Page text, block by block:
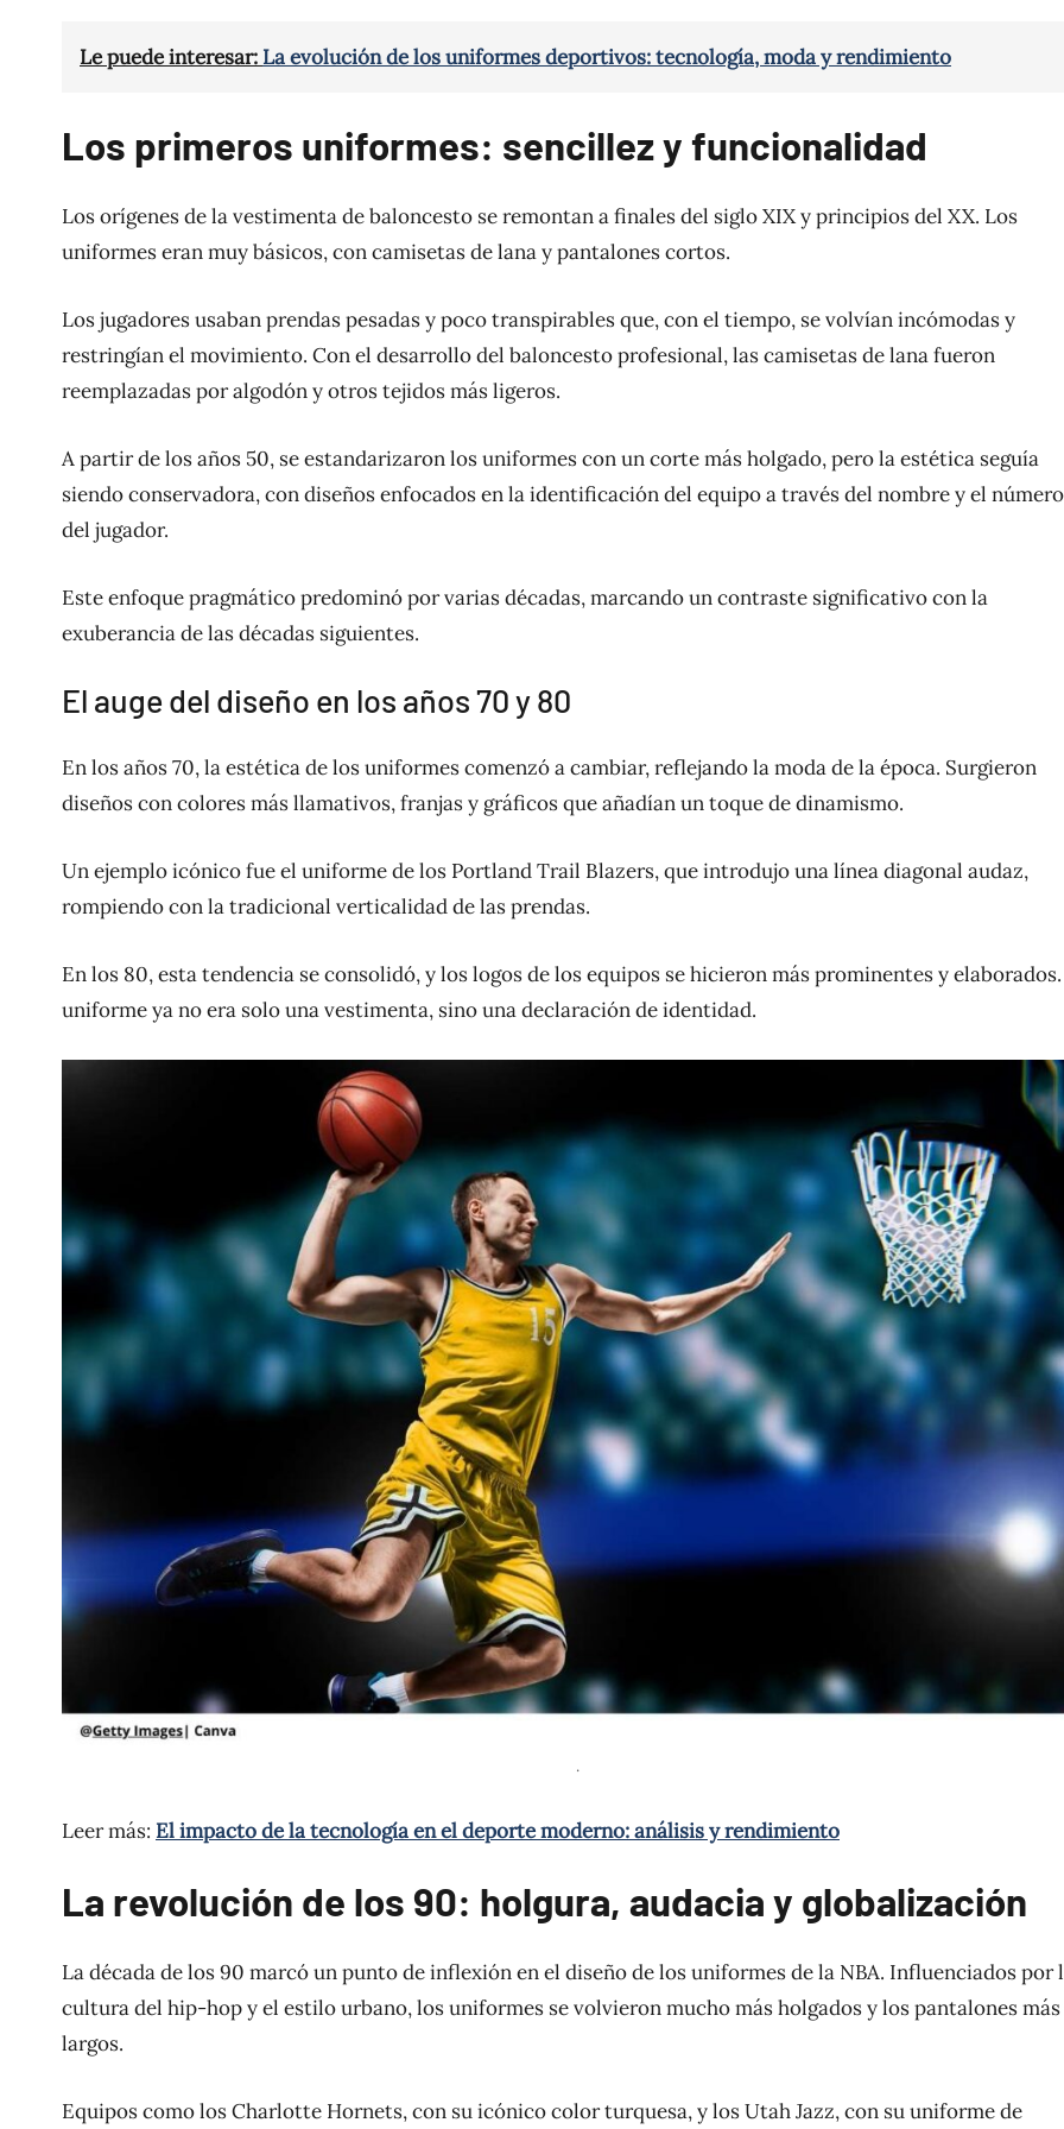
Le puede interesar: La evolución de los uniformes deportivos: tecnología, moda y rendimiento
Los primeros uniformes: sencillez y funcionalidad
Los orígenes de la vestimenta de baloncesto se remontan a finales del siglo XIX y principios del XX. Los
uniformes eran muy básicos, con camisetas de lana y pantalones cortos.
Los jugadores usaban prendas pesadas y poco transpirables que, con el tiempo, se volvían incómodas y
restringían el movimiento. Con el desarrollo del baloncesto profesional, las camisetas de lana fueron
reemplazadas por algodón y otros tejidos más ligeros.
A partir de los años 50, se estandarizaron los uniformes con un corte más holgado, pero la estética seguía
siendo conservadora, con diseños enfocados en la identificación del equipo a través del nombre y el número
del jugador.
Este enfoque pragmático predominó por varias décadas, marcando un contraste significativo con la
exuberancia de las décadas siguientes.
El auge del diseño en los años 70 y 80
En los años 70, la estética de los uniformes comenzó a cambiar, reflejando la moda de la época. Surgieron
diseños con colores más llamativos, franjas y gráficos que añadían un toque de dinamismo.
Un ejemplo icónico fue el uniforme de los Portland Trail Blazers, que introdujo una línea diagonal audaz,
rompiendo con la tradicional verticalidad de las prendas.
En los 80, esta tendencia se consolidó, y los logos de los equipos se hicieron más prominentes y
uniforme ya no era solo una vestimenta, sino una declaración de identidad.
.
Leer más: El impacto de la tecnología en el deporte moderno: análisis y rendimiento
La revolución de los 90: holgura, audacia y globalización
La década de los 90 marcó un punto de inflexión en el diseño de los uniformes de la NBA. Influenciados por
cultura del hip-hop y el estilo urbano, los uniformes se volvieron mucho más holgados y los pantalones más
largos.
Equipos como los Charlotte Hornets, con su icónico color turquesa, y los Utah Jazz, con su uniforme de